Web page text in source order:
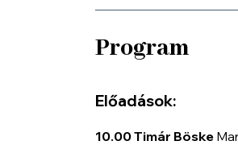
Program
Előadások:
10.00 Timár Böske